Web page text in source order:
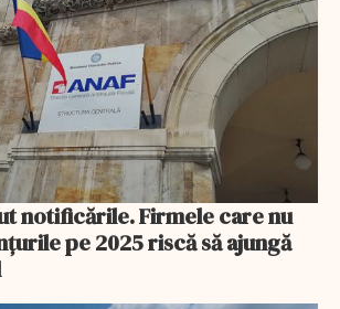
notificările. Firmele care nu
pe 2025 riscă să ajungă